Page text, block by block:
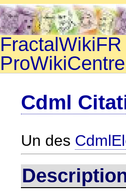
FractalWikiFR
ProWikiCentre
Cdml
Un des